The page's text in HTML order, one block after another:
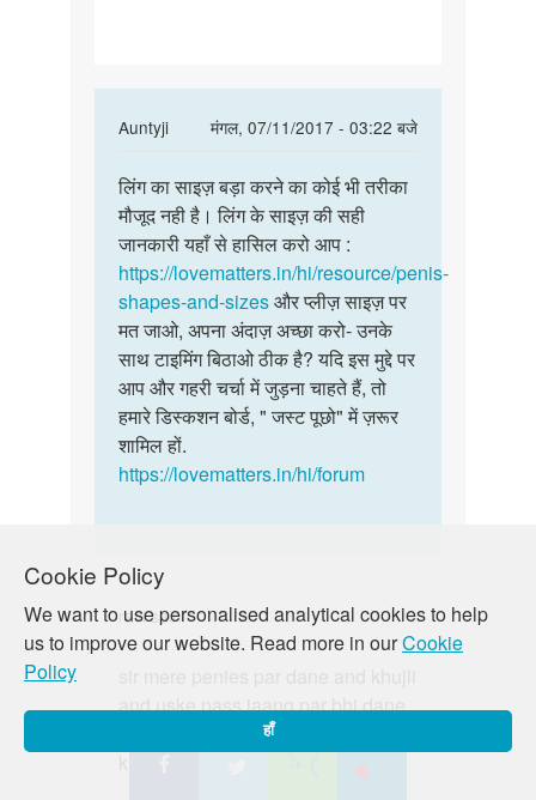
Cookie Policy
We want to use personalised analytical cookies to help
us to improve our website. Read more in ourCookie
Policy
हाँ
साईज
Auntyji
मंगल, 07/11/2017 - 03:22 बजे
In
to
मेरा
लिंग
का
साईज
5
है
साईज
by
राजु
लिंग
का
साइज़
बड़ा
करने
का
लिंग का साइज़ बड़ा करने का कोई भी तरीका
मौजूद नही है। लिंग के साइज़ की सही
जानकारी यहाँ से हासिल करो आप :
https://lovematters.in/hi/resource/penis-
shapes-and-sizesऔर प्लीज़ साइज़ पर
मत जाओ, अपना अंदाज़ अच्छा करो- उनके
साथ टाइमिंग बिठाओ ठीक है? यदि इस मुद्दे पर
आप और गहरी चर्चा में जुड़ना चाहते हैं, तो
हमारे डिस्कशन बोर्ड, " जस्ट पूछो" में ज़रूर
शामिल हों.
https://lovematters.in/hi/forum
ravi saini
बुध, 09/13/2017 - 02:39 पूर्वान्ह
पर्मालिंक
and uske pass jaang par bhi dane
and khujli ho rahi hai please sir